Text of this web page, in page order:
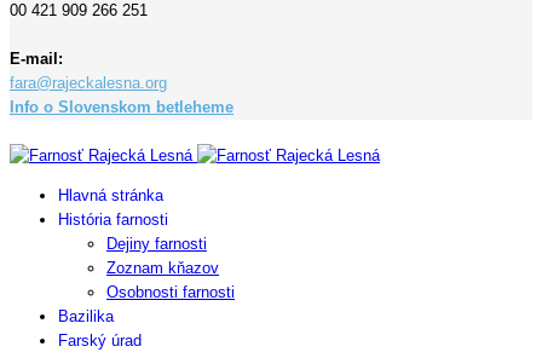
00 421 909 266 251
E-mail:
fara@rajeckalesna.org
Info o Slovenskom betleheme
Hlavná stránka
História farnosti
Dejiny farnosti
Zoznam kňazov
Osobnosti farnosti
Bazilika
Farský úrad